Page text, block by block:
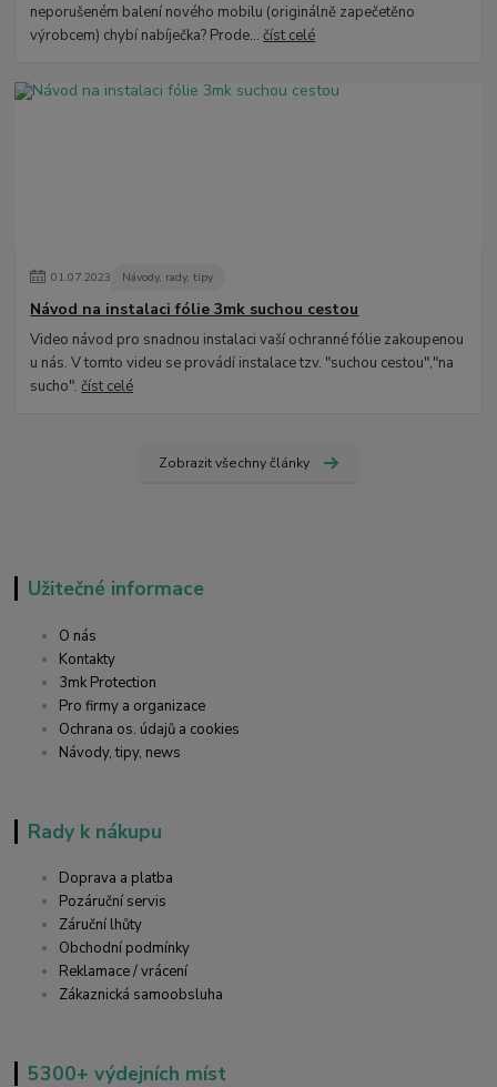
neporušeném balení nového mobilu (originálně zapečetěno
výrobcem) chybí nabíječka? Prode...číst celé
01.07.2023 Návody, rady, tipy
Návod na instalaci fólie 3mk suchou cestou
Video návod pro snadnou instalaci vaší ochranné fólie zakoupenou
u nás. V tomto videu se provádí instalace tzv. "suchou cestou","na
sucho".číst celé
Zobrazit všechny články
Užitečné informace
O nás
Kontakty
3mk Protection
Pro firmy a organizace
Ochrana os. údajů a cookies
Návody, tipy, news
Rady k nákupu
Doprava a platba
Pozáruční servis
Záruční lhůty
Obchodní podmínky
Reklamace / vrácení
Zákaznická samoobsluha
5300+ výdejních míst